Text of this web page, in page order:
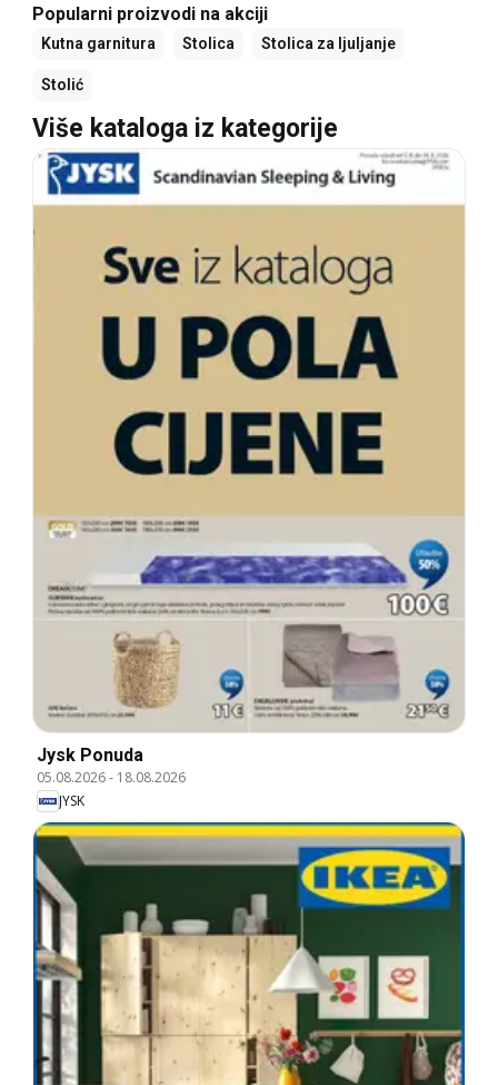
Popularni proizvodi na akciji
Kutna garnitura Stolica Stolica za ljuljanje
Stolić
Više kataloga iz kategorije
Jysk Ponuda
05.08.2026- 18.08.2026
JYSK